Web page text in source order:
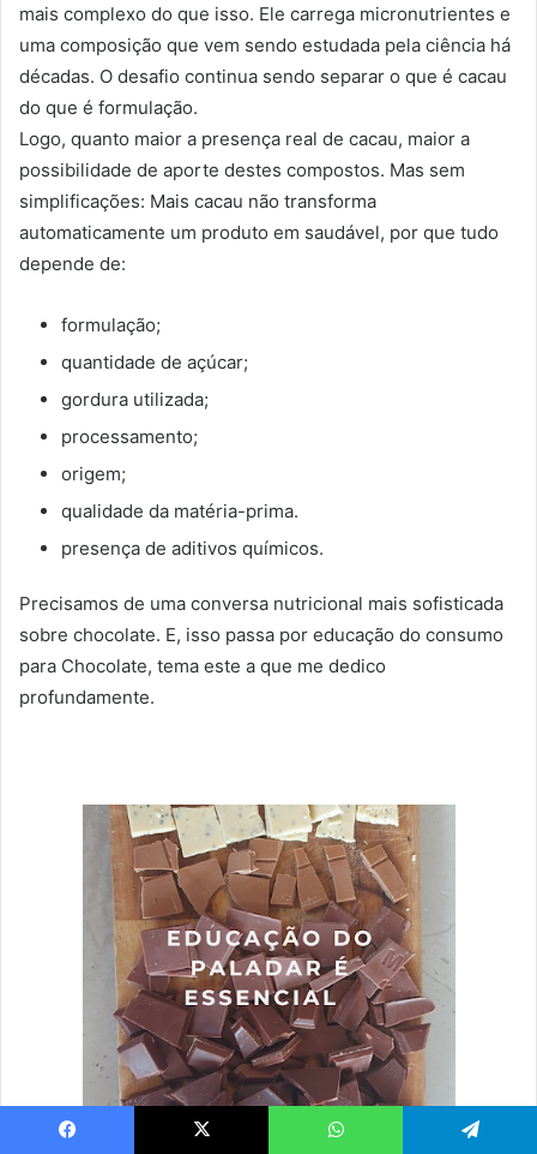
mais complexo do que isso. Ele carrega micronutrientes e
uma composição que vem sendo estudada pela ciência há
décadas. O desafio continua sendo separar o que é cacau
do que é formulação.
Logo, quanto maior a presença real de cacau, maior a
possibilidade de aporte destes compostos. Mas sem
simplificações: Mais cacau não transforma
automaticamente um produto em saudável, por que tudo
depende de:
formulação;
quantidade de açúcar;
gordura utilizada;
processamento;
origem;
qualidade da matéria-prima.
presença de aditivos químicos.
Precisamos de uma conversa nutricional mais sofisticada
sobre chocolate. E, isso passa por educação do consumo
para Chocolate, tema este a que me dedico
profundamente.